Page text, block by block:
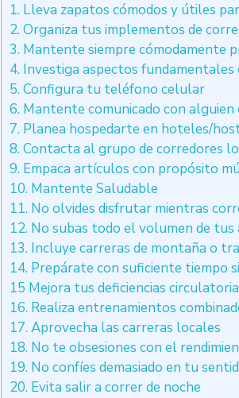
1. Lleva zapatos cómodos y útiles
2. Organiza tus implementos de
3. Mantente siempre cómodamente
4. Investiga aspectos fundamentales
5. Configura tu teléfono celular
6. Mantente comunicado con alguien
7. Planea hospedarte en hoteles/
8. Contacta al grupo de corredores
9. Empaca artículos con propósito
10. Mantente Saludable
11. No olvides disfrutar mientras
12. No subas todo el volumen de tus
13. Incluye carreras de montaña o
14. Prepárate con suficiente tiempo
15 Mejora tus deficiencias
16. Realiza entrenamientos
17. Aprovecha las carreras locales
18. No te obsesiones con el
19. No confíes demasiado en tu
20. Evita salir a correr de noche